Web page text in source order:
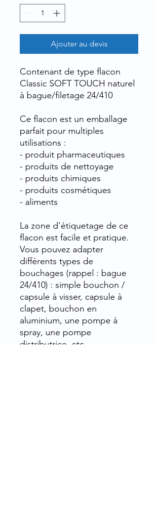
Ajouter au devis
Contenant de type flacon
Classic SOFT TOUCH naturel
à bague/filetage 24/410
Ce flacon est un emballage
parfait pour multiples
utilisations :
- produit pharmaceutiques
- produits de nettoyage
- produits chimiques
- produits cosmétiques
- aliments
La zone d'étiquetage de ce
flacon est facile et pratique.
Vous pouvez adapter
différents types de
bouchages (rappel : bague
24/410) : simple bouchon /
capsule à visser, capsule à
clapet, bouchon en
aluminium, une pompe à
spray, une pompe
distributrice, etc.